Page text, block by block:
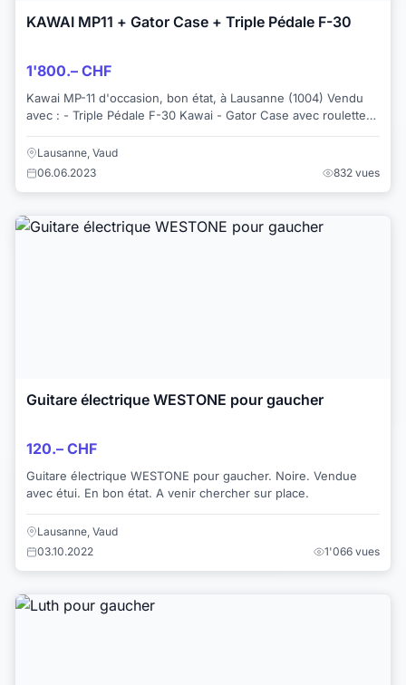
KAWAI MP11 + Gator Case + Triple Pédale F-30
1'800.– CHF
Kawai MP-11 d'occasion, bon état, à Lausanne (1004) Vendu
avec : - Triple Pédale F-30 Kawai - Gator Case avec roulettes
Lausanne, Vaud
06.06.2023
832 vues
Guitare électrique WESTONE pour gaucher
120.– CHF
Guitare électrique WESTONE pour gaucher. Noire. Vendue
avec étui. En bon état. A venir chercher sur place.
Lausanne, Vaud
03.10.2022
1'066 vues